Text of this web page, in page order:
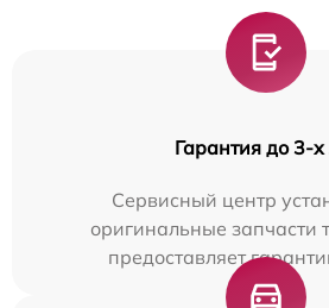
Гарантия до 3-х
Сервисный центр
оригинальные запчасти
предоставляет